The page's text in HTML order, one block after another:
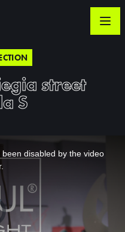
street
S
disabled by the video